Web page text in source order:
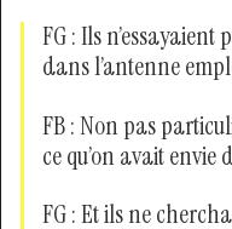
FG : Ils
dans l’antenne
FB : Non pas
ce qu’on avait
FG : Et ils ne